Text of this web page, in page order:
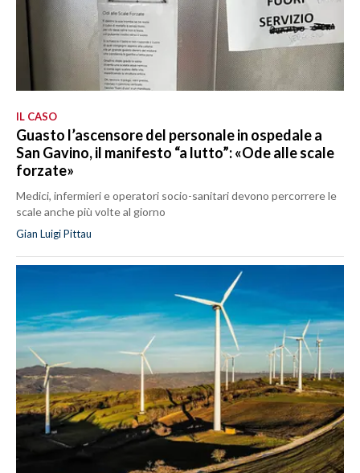
IL CASO
Guasto l’ascensore del personale in ospedale a
San Gavino, il manifesto “a lutto”: «Ode alle scale
forzate»
Medici, infermieri e operatori socio-sanitari devono percorrere le
scale anche più volte al giorno
Gian Luigi Pittau